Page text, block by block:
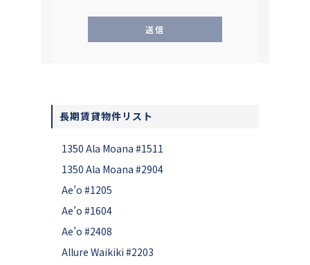
長期賃貸物件リスト
1350 Ala Moana #1511
1350 Ala Moana #2904
Ae’o #1205
Ae’o #1604
Ae’o #2408
Allure Waikiki #2203